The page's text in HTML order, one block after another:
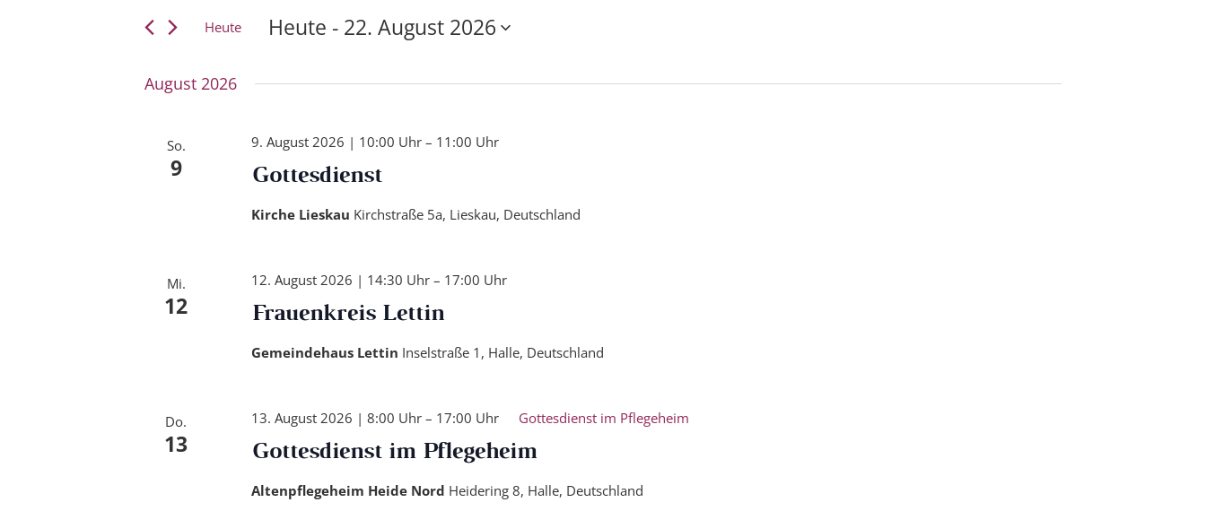
Veranstaltungen
Navigation
Heute Heute - 22. August 2026
August 2026
So.
9 Gottesdienst
9. August 2026 | 10:00 Uhr– 11:00 Uhr
Kirche Lieskau Kirchstraße 5a, Lieskau, Deutschland
Mi.
12 Frauenkreis Lettin
12. August 2026 | 14:30 Uhr– 17:00 Uhr
Gemeindehaus Lettin Inselstraße 1, Halle, Deutschland
Do.
13 Gottesdienst im Pflegeheim
13. August 2026 | 8:00 Uhr– 17:00 Uhr Gottesdienst im Pflegeheim
Altenpflegeheim Heide Nord Heidering 8, Halle, Deutschland